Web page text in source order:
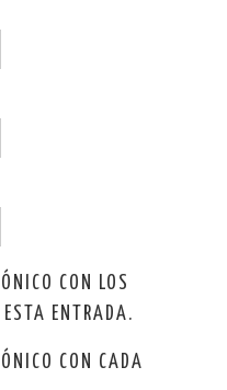
CON LOS
ENTRADA.
CON CADA